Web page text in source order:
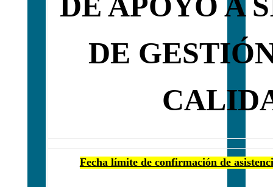
DE
Fecha límite de confirmación de